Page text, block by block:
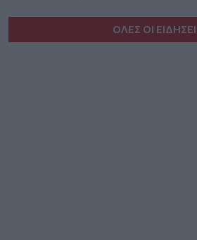
ΟΛΕΣ ΟΙ